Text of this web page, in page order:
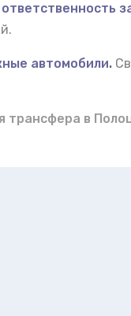
автомобили.
трансфера в